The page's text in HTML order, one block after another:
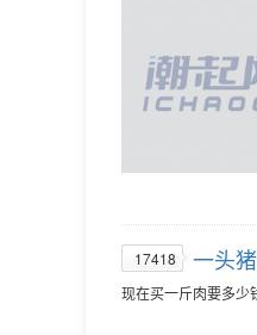
17418 一头
现在买一斤肉要多少